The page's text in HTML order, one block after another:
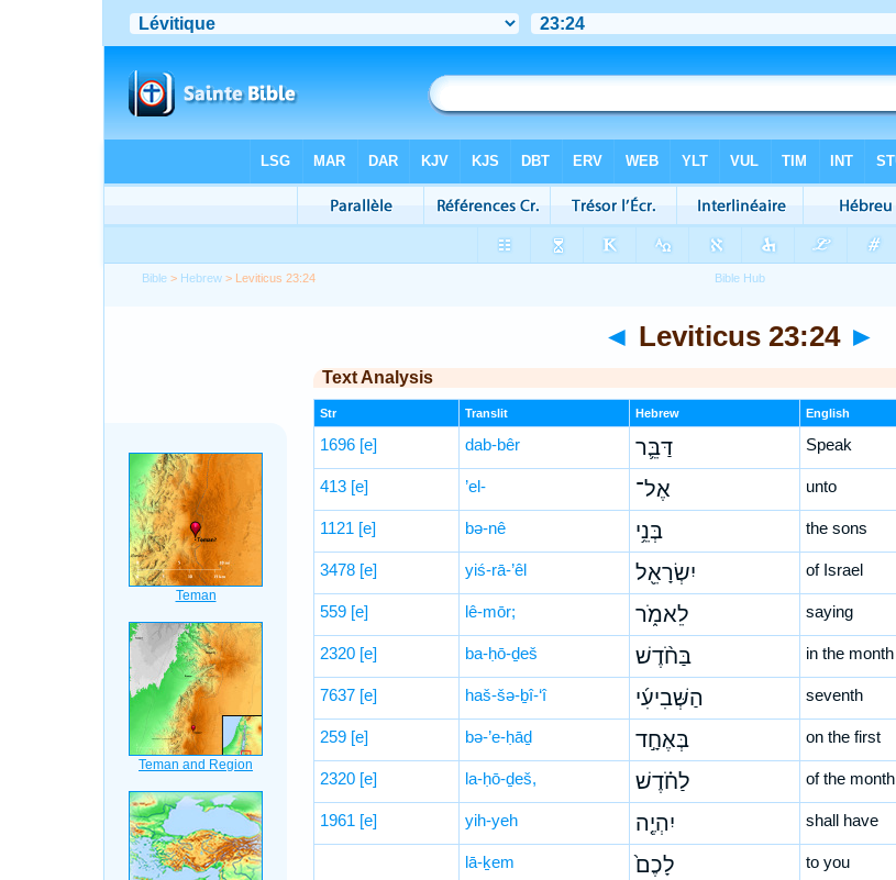
Bible > Hebrew > Leviticus 23:24
◄ Leviticus 23:24 ►
Text Analysis
Str Translit Hebrew English
1696 [e] dab-bêr דַּבֵּ֛ר Speak
413 [e] ’el- אֶל־ unto
1121 [e] bə-nê בְּנֵ֥י the sons
3478 [e] yiś-rā-’êl יִשְׂרָאֵ֖ל of Israel
559 [e] lê-mōr; לֵאמֹ֑ר saying
2320 [e] ba-ḥō-ḏeš בַּחֹ֨דֶשׁ in the month
7637 [e] haš-šə-ḇî-‘î הַשְּׁבִיעִ֜י seventh
259 [e] bə-’e-ḥāḏ בְּאֶחָ֣ד on the first
2320 [e] la-ḥō-ḏeš, לַחֹ֗דֶשׁ of the month
1961 [e] yih-yeh יִהְיֶ֤ה shall have
lā-ḵem לָכֶם֙ to you